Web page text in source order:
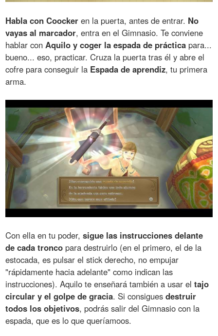
Habla con Coocker en la puerta, antes de entrar. No
vayas al marcador, entra en el Gimnasio. Te conviene
hablar conAquilo y coger la espada de práctica para...
bueno... eso, practicar. Cruza la puerta tras él y abre el
cofre para conseguir la Espada de aprendiz, tu primera
arma.
Con ella en tu poder,sigue las instrucciones delante
de cada tronco para destruirlo (en el primero, el de la
estocada, es pulsar el stick derecho, no empujar
"rápidamente hacia adelante" como indican las
instrucciones). Aquilo te enseñará también a usar eltajo
circular y el golpe de gracia. Si consiguesdestruir
todos los objetivos, podrás salir del Gimnasio con la
espada, que es lo que queríamoos.